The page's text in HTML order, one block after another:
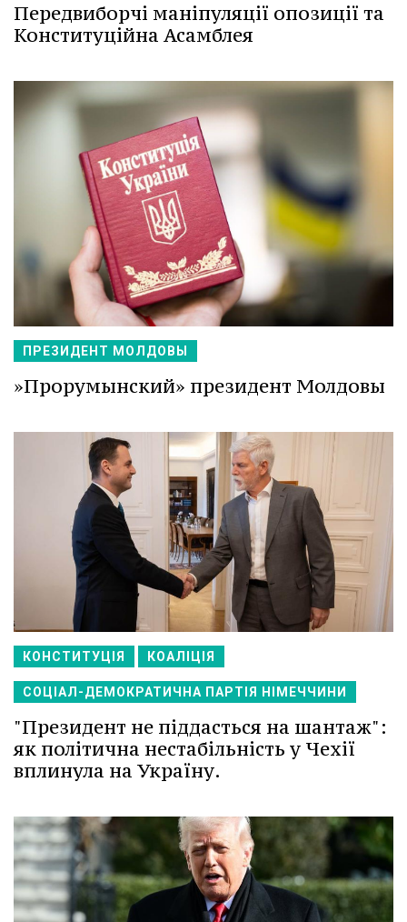
Передвиборчі маніпуляції опозиції та
Конституційна Асамблея
ПРЕЗИДЕНТ МОЛДОВЫ
»Прорумынский» президент Молдовы
КОНСТИТУЦІЯ КОАЛІЦІЯ
СОЦІАЛ-ДЕМОКРАТИЧНА ПАРТІЯ НІМЕЧЧИНИ
"Президент не піддасться на шантаж":
як політична нестабільність у Чехії
вплинула на Україну.